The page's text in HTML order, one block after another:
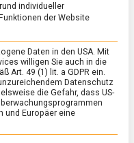
/KULTUR
– EPa
Hartkeks
individueller
der Website
Daten in den USA. Mit
willigen Sie auch in die
Art. 49 (1) lit. a GDPR ein.
Datenschutz
die Gefahr, dass US-
und Europäer eine